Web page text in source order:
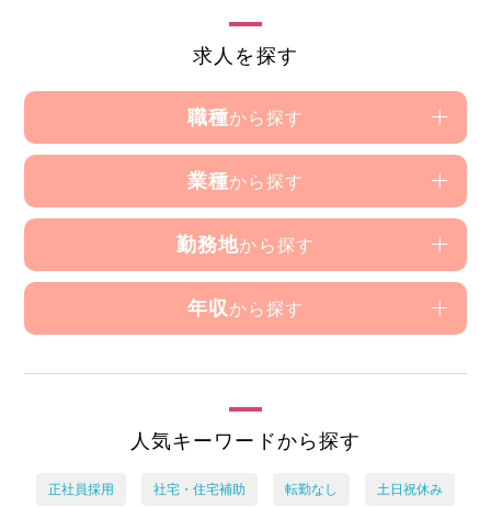
求人を探す
職種から探す
業種から探す
勤務地から探す
年収 から探す
人気キーワードから探す
正社員採用 社宅・住宅補助 転勤なし 土日祝休み